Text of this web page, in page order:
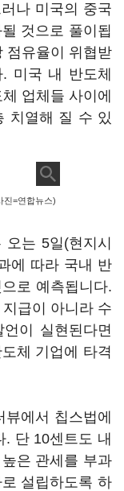
나 미국의 중국
것으로 풀이됩
점유율이 위협받
미국 내 반도체
업체들 사이에
치열해 질 수 있
진=연합뉴스)
는 5일(현지시
에 따라 국내 반
로 예측됩니다.
급이 아니라 수
이 실현된다면
체 기업에 타격
에서 칩스법에
단 10센트도 내
은 관세를 부과
설립하도록 하